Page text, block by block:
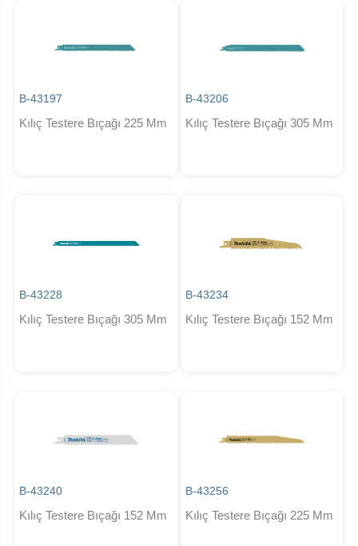
B-43197
Kılıç Testere Bıçağı 225 Mm
B-43206
Kılıç Testere Bıçağı 305 Mm
B-43228
Kılıç Testere Bıçağı 305 Mm
B-43234
Kılıç Testere Bıçağı 152 Mm
B-43240
Kılıç Testere Bıçağı 152 Mm
B-43256
Kılıç Testere Bıçağı 225 Mm